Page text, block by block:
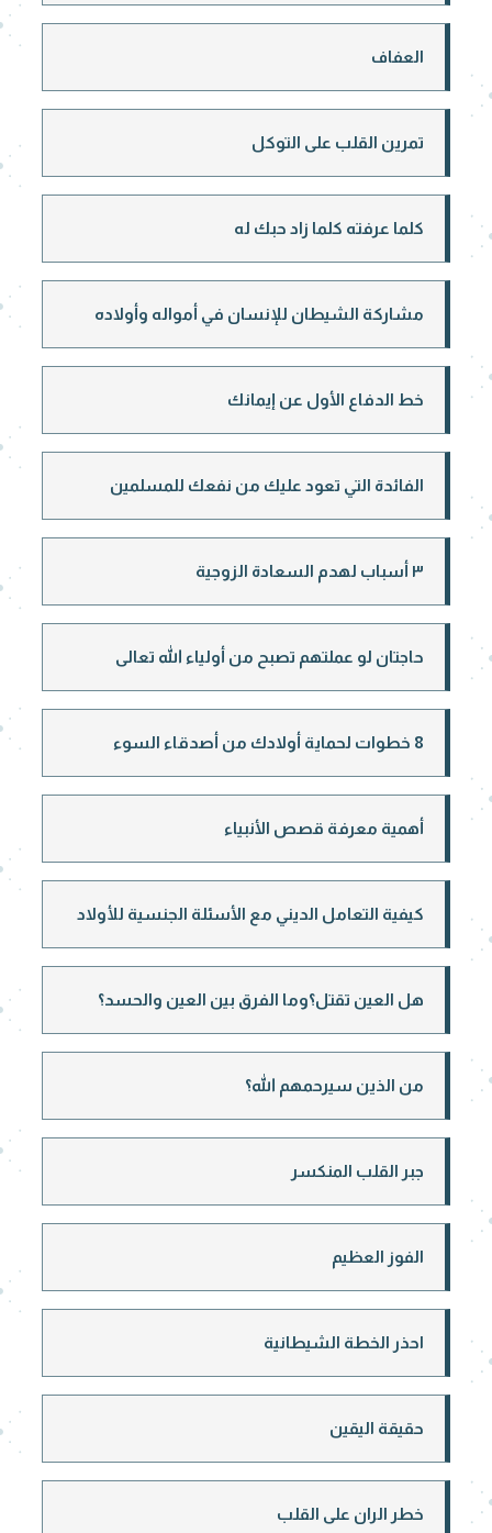
العفاف
تمرين القلب على التوكل
كلما عرفته كلما زاد حبك له
مشاركة الشيطان للإنسان في أمواله وأولاده
خط الدفاع الأول عن إيمانك
الفائدة التي تعود عليك من نفعك للمسلمين
٣ أسباب لهدم السعادة الزوجية
حاجتان لو عملتهم تصبح من أولياء الله تعالى
8 خطوات لحماية أولادك من أصدقاء السوء
أهمية معرفة قصص الأنبياء
كيفية التعامل الديني مع الأسئلة الجنسية للأولاد
هل العين تقتل؟وما الفرق بين العين والحسد؟
من الذين سيرحمهم الله؟
جبر القلب المنكسر
الفوز العظيم
احذر الخطة الشيطانية
حقيقة اليقين
خطر الران على القلب